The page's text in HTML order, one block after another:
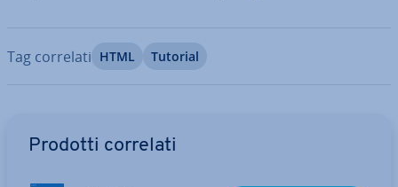
Tag correlati HTML Tutorial
Prodotti correlati